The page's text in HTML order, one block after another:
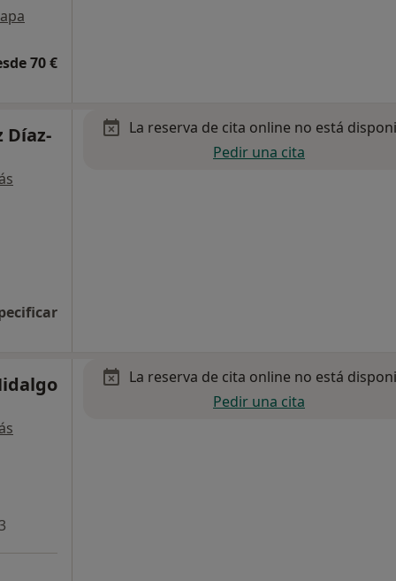
70 €
Díaz-
La reserva de cita online no está
Pedir una cita
La reserva de cita online no está
Pedir una cita